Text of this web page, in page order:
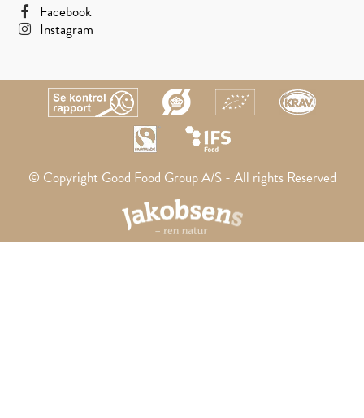
Facebook
Instagram
© Copyright Good Food Group A/S - All rights Reserved